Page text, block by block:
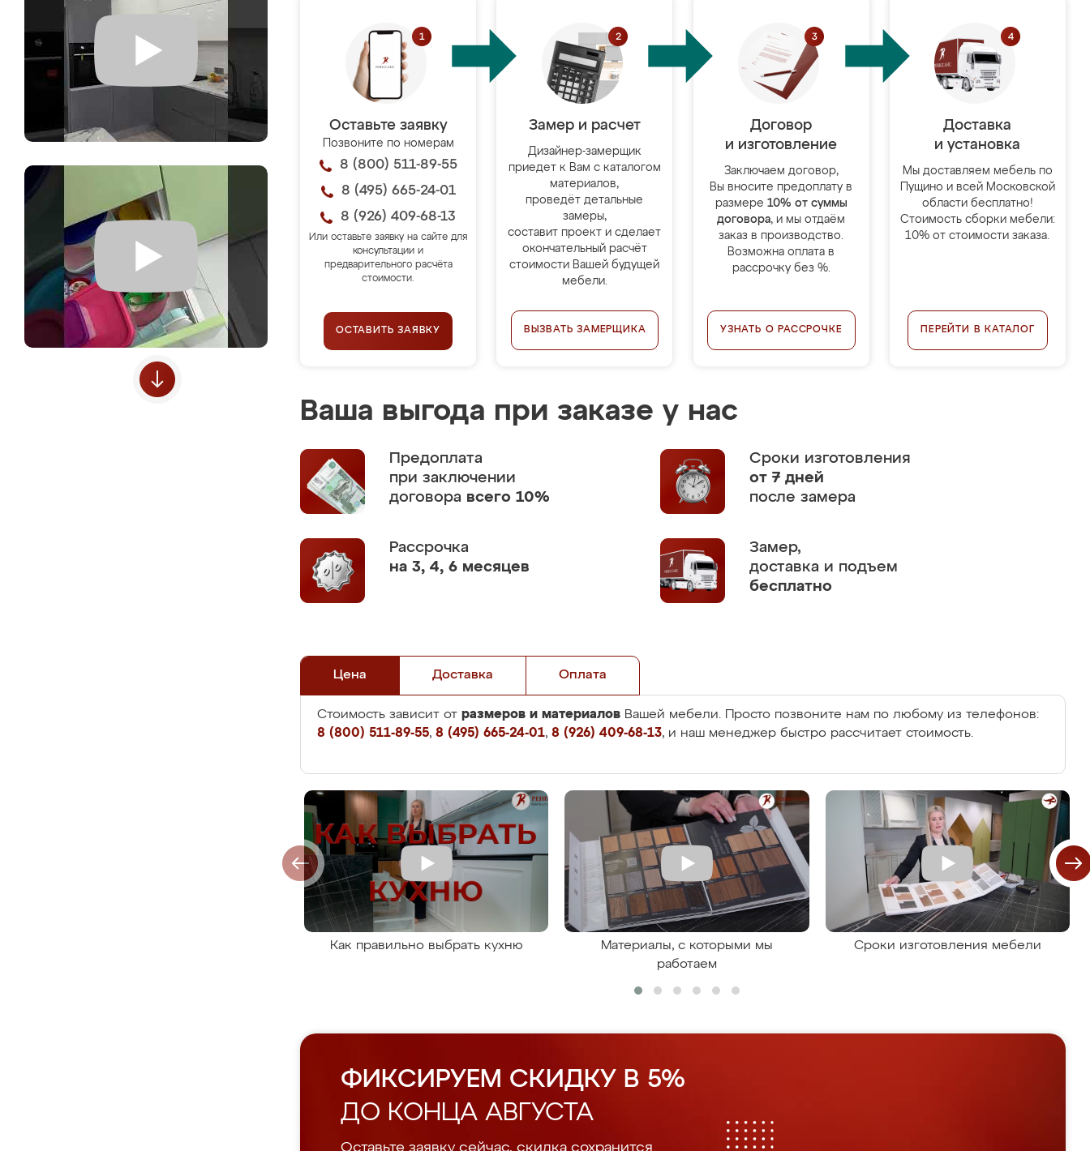
Оставьте заявку
Позвоните по номерам
8 (800) 511-89-55
8 (495) 665-24-01
8 (926) 409-68-13
Или оставьте заявку на сайте для
консультации и
предварительного расчёта
стоимости.
ОСТАВИТЬ ЗАЯВКУ
Замер и расчет
Дизайнер-замерщик
приедет к Вам с каталогом
материалов,
проведёт детальные
замеры,
составит проект и сделает
окончательный расчёт
стоимости Вашей будущей
мебели.
ВЫЗВАТЬ ЗАМЕРЩИКА
Договор
и изготовление
Заключаем договор,
Вы вносите предоплату в
размере 10% от суммы
договора, и мы отдаём
заказ в производство.
Возможна оплата в
рассрочку без %.
УЗНАТЬ О РАССРОЧКЕ
Доставка
и установка
Мы доставляем мебель по
Пущино и всей Московской
области бесплатно!
Стоимость сборки мебели:
10% от стоимости заказа.
ПЕРЕЙТИ В КАТАЛОГ
Ваша выгода при заказе у нас
Предоплата
при заключении
договора всего 10%
Сроки изготовления
от 7 дней
после замера
Рассрочка
на 3, 4, 6 месяцев
Замер,
доставка и подъем
бесплатно
Цена Доставка Оплата
Стоимость зависит от размеров и материалов Вашей мебели. Просто позвоните нам по любому из телефонов:
8 (800) 511-89-55, 8 (495) 665-24-01, 8 (926) 409-68-13, и наш менеджер быстро рассчитает стоимость.
Как правильно выбрать кухню
Материалы, с которыми мы
работаем
Сроки изготовления мебели
ФИКСИРУЕМ СКИДКУ В 5%
ДО КОНЦА АВГУСТА
Оставьте заявку сейчас, скидка сохранится.